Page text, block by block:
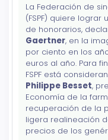
La Federación de
(FSPF) quiere lograr
de honorarios,
Gaertner, en la
por ciento en los
euros al año. Para
FSPF está
Philippe Besset,
Economía de la
recuperación de la
ligera realineación
precios de los